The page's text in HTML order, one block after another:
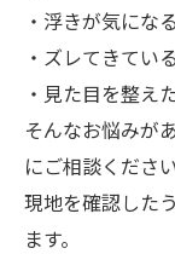
・浮きが気になる
・ズレてきている
・見た目を整え
そんなお悩みが
にご相談ください
現地を確認した
ます。